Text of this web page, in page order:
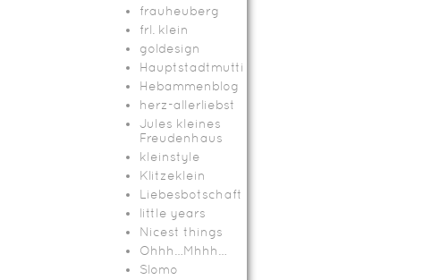
frauheuberg
frl. klein
goldesign
Hauptstadtmutti
Hebammenblog
herz-allerliebst
Jules kleines
Freudenhaus
kleinstyle
Klitzeklein
Liebesbotschaft
little years
Nicest things
Ohhh…Mhhh…
Slomo